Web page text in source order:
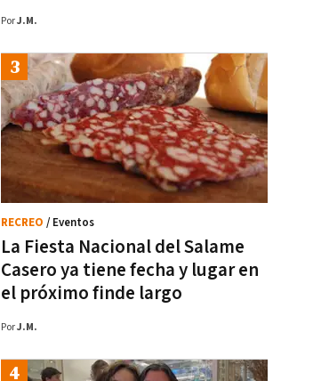
PorJ.M.
La Fiesta Nacional del Salame
Casero ya tiene fecha y lugar en
el próximo finde largo
RECREO / Eventos
PorJ.M.